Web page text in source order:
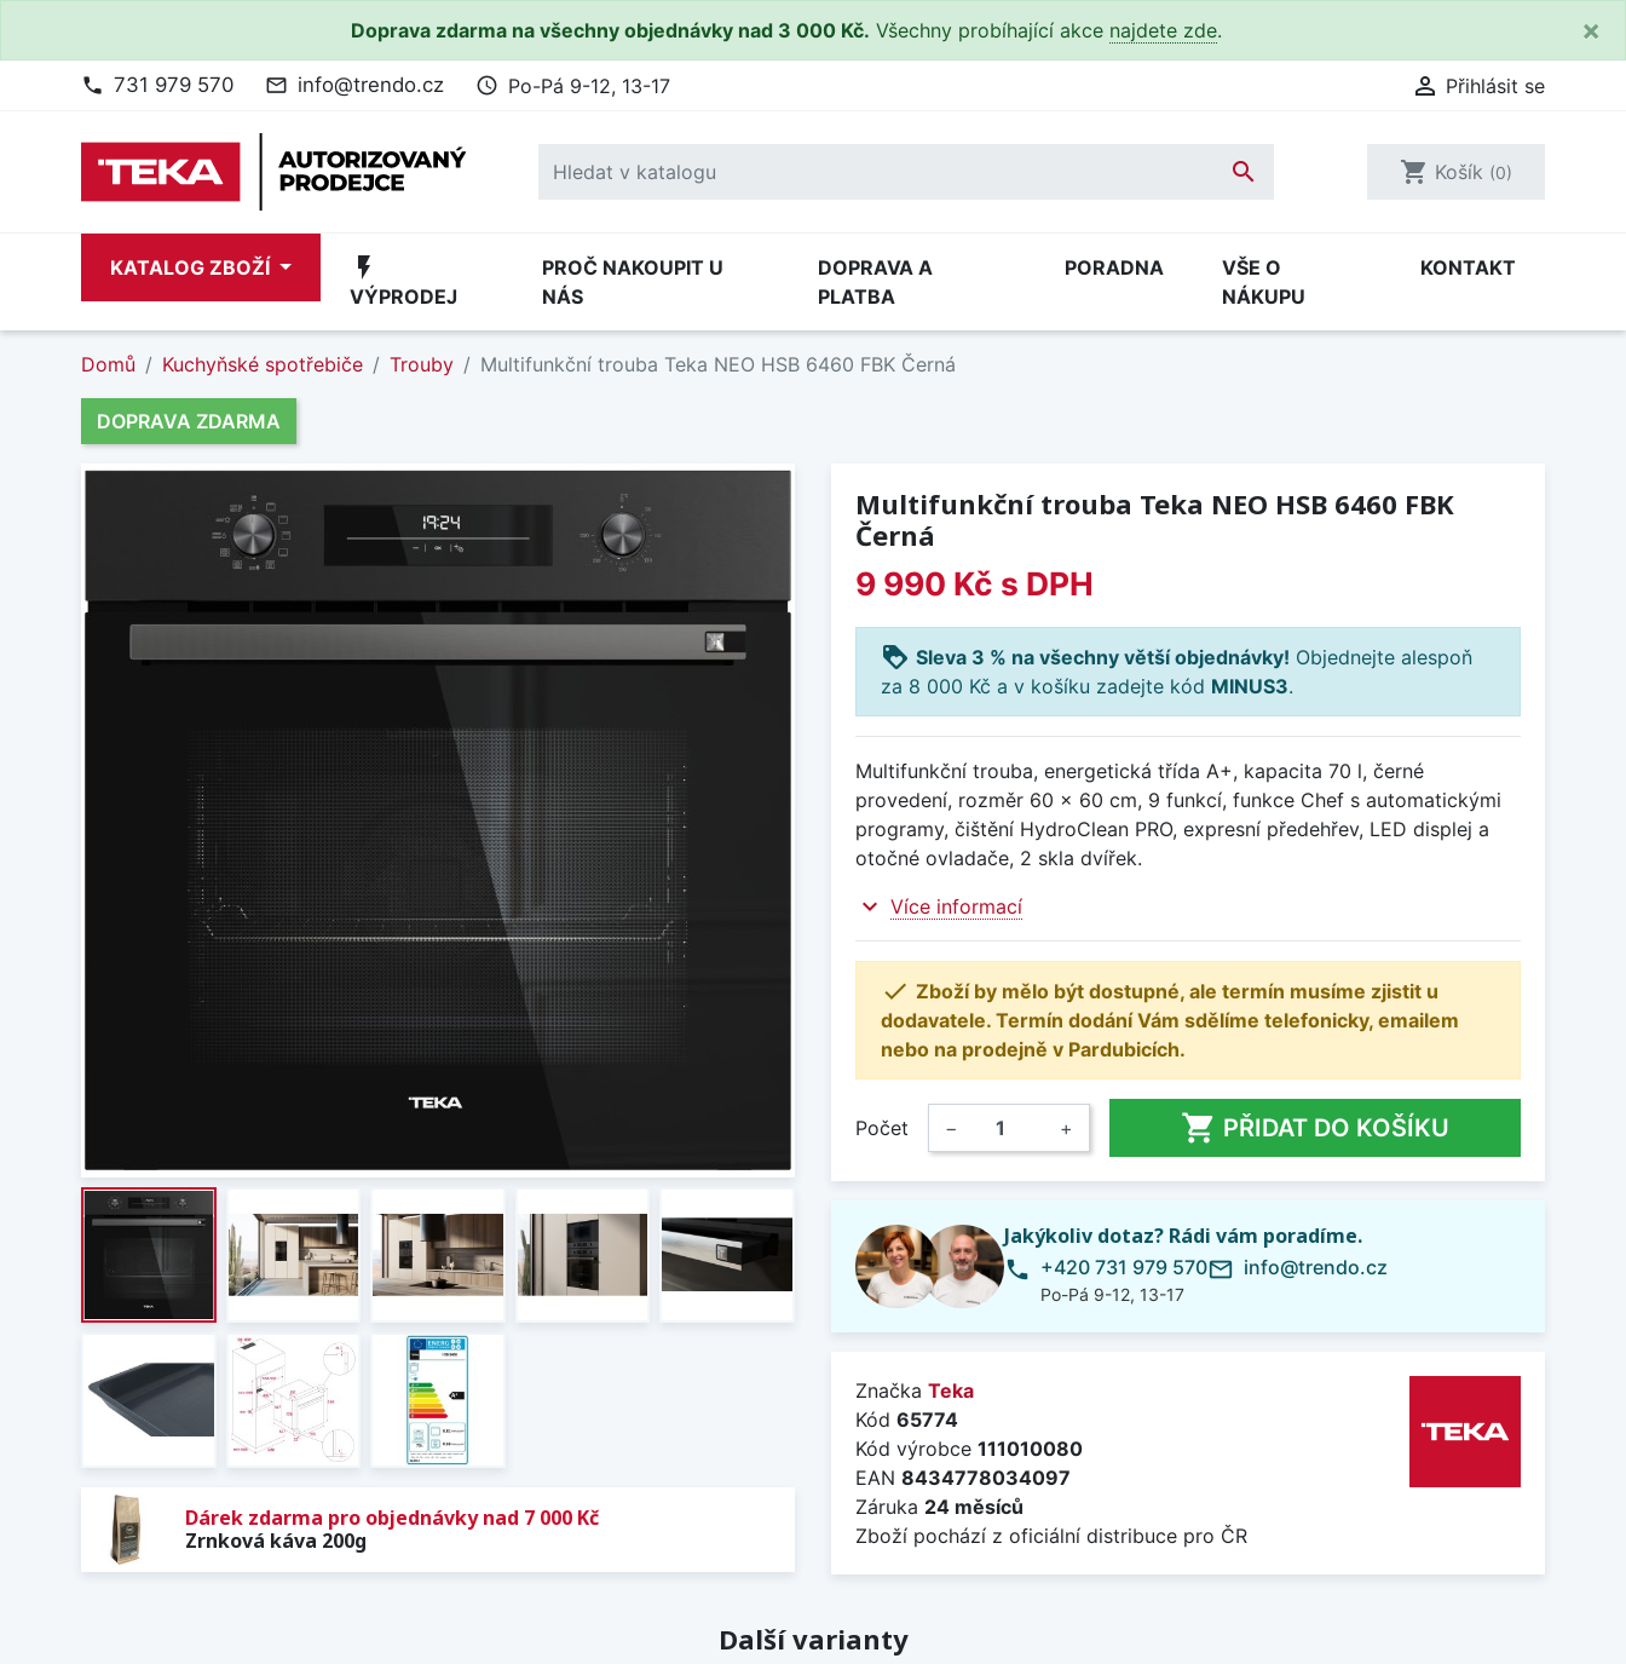
Doprava zdarma na všechny objednávky nad 3 000 Kč. Všechny probíhající akce najdete zde. ×
phone 731 979 570 mail_outline info@trendo.cz access_time Po-Pá 9-12, 13-17  Přihlásit se
 shopping_cart Košík (0)
KATALOG ZBOŽÍ flash_on
VÝPRODEJ
PROČ NAKOUPIT U
NÁS
DOPRAVA A
PLATBA
PORADNA
VŠE O
NÁKUPU
KONTAKT
Domů Kuchyňské spotřebiče Trouby Multifunkční trouba Teka NEO HSB 6460 FBK Černá
DOPRAVA ZDARMA
Dárek zdarma pro objednávky nad 7 000 Kč
Zrnková káva 200g
Multifunkční trouba Teka NEO HSB 6460 FBK
Černá
9 990 Kč s DPH
loyalty Sleva 3 % na všechny větší objednávky! Objednejte alespoň
za 8 000 Kč a v košíku zadejte kód MINUS3.
Multifunkční trouba, energetická třída A+, kapacita 70 l, černé
provedení, rozměr 60 x 60 cm, 9 funkcí, funkce Chef s automatickými
programy, čištění HydroClean PRO, expresní předehřev, LED displej a
otočné ovladače, 2 skla dvířek.
expand_more Více informací
 Zboží by mělo být dostupné, ale termín musíme zjistit u
dodavatele. Termín dodání Vám sdělíme telefonicky, emailem
nebo na prodejně v Pardubicích.
Počet − +  PŘIDAT DO KOŠÍKU
Jakýkoliv dotaz? Rádi vám poradíme.
phone +420 731 979 570
Po-Pá 9-12, 13-17
mail_outline info@trendo.cz
Značka Teka
Kód 65774
Kód výrobce 111010080
EAN 8434778034097
Záruka 24 měsíců
Zboží pochází z oficiální distribuce pro ČR
Další varianty